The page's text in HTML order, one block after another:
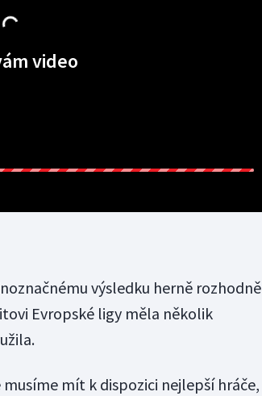
video
výsledku herně rozhodně
Evropské ligy měla několik
mít k dispozici nejlepší hráče,